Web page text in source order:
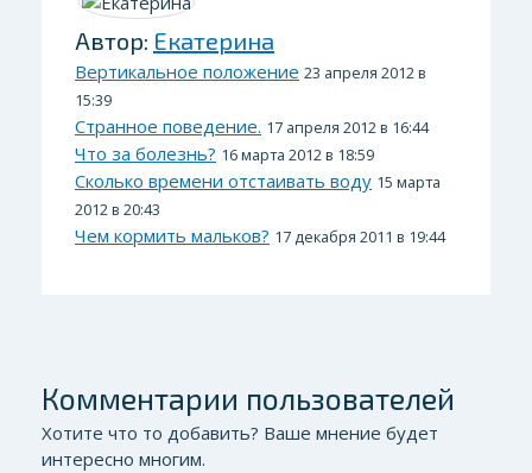
Автор: Екатерина
Вертикальное положение 23 апреля 2012 в
15:39
Странное поведение. 17 апреля 2012 в 16:44
Что за болезнь? 16 марта 2012 в 18:59
Сколько времени отстаивать воду 15 марта
2012 в 20:43
Чем кормить мальков? 17 декабря 2011 в 19:44
Комментарии пользователей
Хотите что то добавить? Ваше мнение будет
интересно многим.